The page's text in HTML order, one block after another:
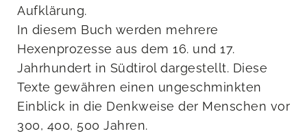
Aufklärung.
In diesem Buch werden mehrere
Hexenprozesse aus dem 16. und 17.
Jahrhundert in Südtirol dargestellt. Diese
Texte gewähren einen ungeschminkten
Einblick in die Denkweise der Menschen vor
300, 400, 500 Jahren.